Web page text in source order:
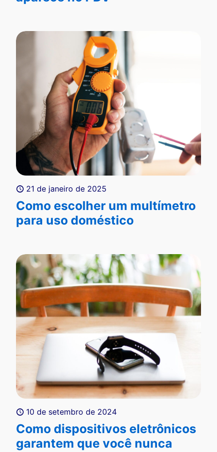
21 de janeiro de 2025
Como escolher um multímetro
para uso doméstico
10 de setembro de 2024
Como dispositivos eletrônicos
garantem que você nunca